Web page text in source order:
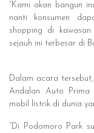
“Kami akan bangun
nanti konsumen
shopping di
sejauh ini terbesar di
Dalam acara
Andalan Auto Prima
mobil listrik di dunia
“Di Podomoro Park